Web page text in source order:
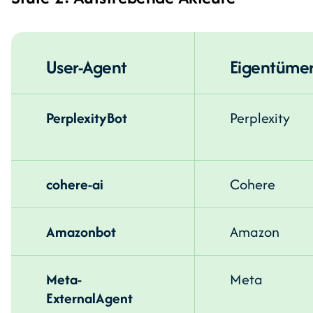
User-Agent
PerplexityBot Perplexity
cohere-ai Cohere
Amazonbot Amazon
Meta-
ExternalAgent
Meta